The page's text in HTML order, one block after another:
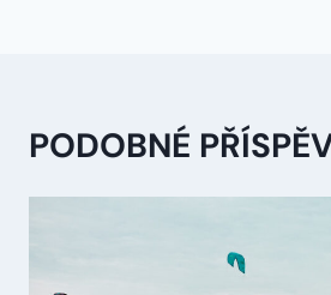
PODOBNÉ